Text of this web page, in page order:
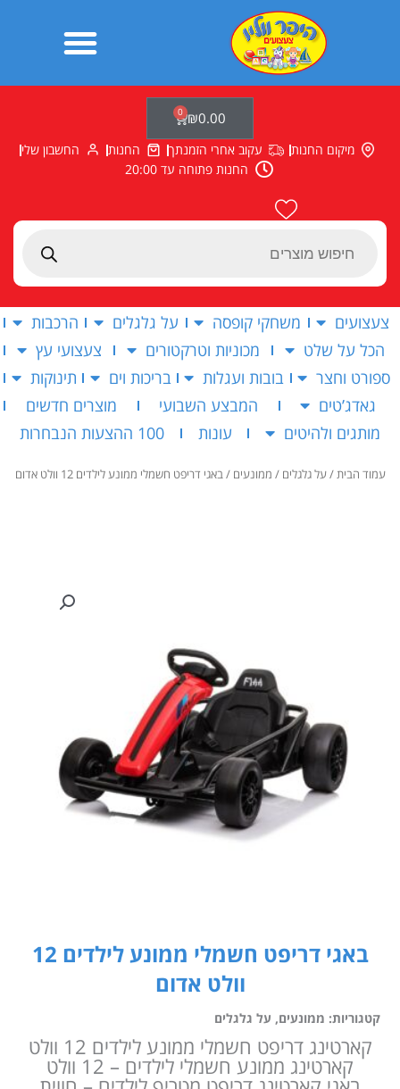
Products
₪0.00
0
עגלת
קניות
מיקום החנות עקוב אחרי הזמנתך החנות
החשבון שלי
החנות פתוחה עד 20:00
צעצועים משחקי קופסה על גלגלים
הרכבות
הכל על שלט
מכוניות וטרקטורים
צעצועי עץ
ספורט וחצר
בובות ועגלות בריכות וים
תינוקות
גאדג’טים
המבצע השבועי
מוצרים חדשים
מותגים ולהיטים
עונות 100 ההצעות הנבחרות
עמוד הבית/על גלגלים / ממונעים / באגי דריפט חשמלי ממונע לילדים 12 וולט אדום
באגי דריפט חשמלי ממונע לילדים 12
וולט אדום
קטגוריות: ממונעים, על גלגלים
קארטינג דריפט חשמלי ממונע לילדים 12 וולט
קארטינג ממונע חשמלי לילדים – 12 וולט